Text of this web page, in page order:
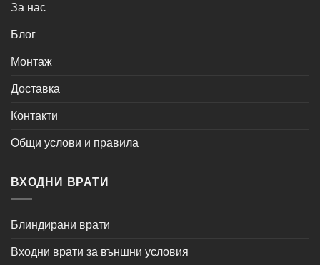
За нас
Блог
Монтаж
Доставка
Контакти
Общи услови и правила
ВХОДНИ ВРАТИ
Блиндирани врати
Входни врати за външни условия